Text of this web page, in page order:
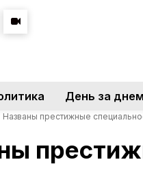
День за днем
Названы престижные